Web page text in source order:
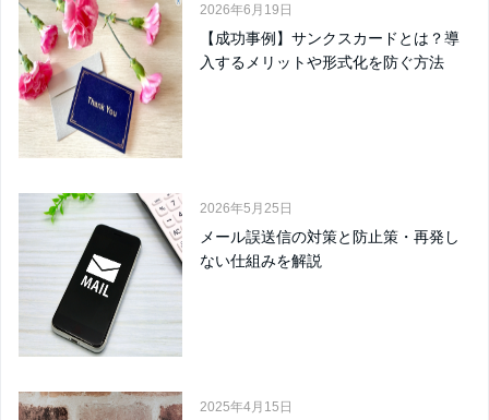
2026年6月19日
【成功事例】サンクスカードとは？導
入するメリットや形式化を防ぐ方法
2026年5月25日
メール誤送信の対策と防止策・再発し
ない仕組みを解説
2025年4月15日